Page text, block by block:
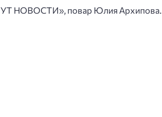
НОВОСТИ», повар Юлия Архипова.